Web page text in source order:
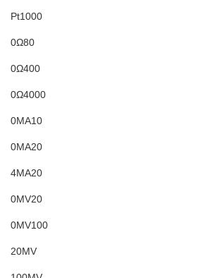
Pt1000
0Ω80
0Ω400
0Ω4000
0MA10
0MA20
4MA20
0MV20
0MV100
20MV